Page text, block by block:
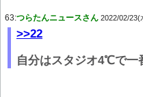
63:つらたんニュースさん 2022/02/23(
>>22
自分はスタジオ4℃で一